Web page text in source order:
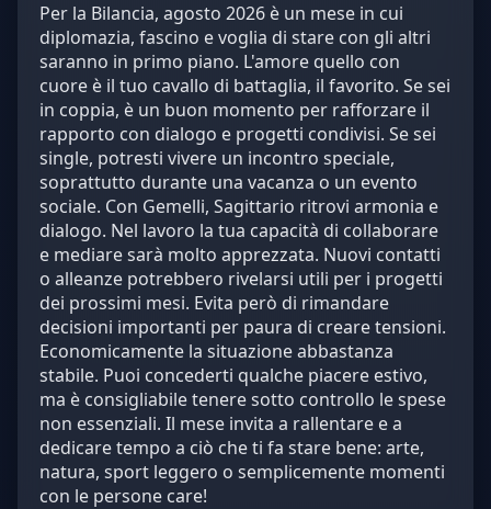
Per la Bilancia, agosto 2026 è un mese in cui
diplomazia, fascino e voglia di stare con gli altri
saranno in primo piano. L'amore quello con
cuore è il tuo cavallo di battaglia, il favorito. Se sei
in coppia, è un buon momento per rafforzare il
rapporto con dialogo e progetti condivisi. Se sei
single, potresti vivere un incontro speciale,
soprattutto durante una vacanza o un evento
sociale. Con Gemelli, Sagittario ritrovi armonia e
dialogo. Nel lavoro la tua capacità di collaborare
e mediare sarà molto apprezzata. Nuovi contatti
o alleanze potrebbero rivelarsi utili per i progetti
dei prossimi mesi. Evita però di rimandare
decisioni importanti per paura di creare tensioni.
Economicamente la situazione abbastanza
stabile. Puoi concederti qualche piacere estivo,
ma è consigliabile tenere sotto controllo le spese
non essenziali. Il mese invita a rallentare e a
dedicare tempo a ciò che ti fa stare bene: arte,
natura, sport leggero o semplicemente momenti
con le persone care!